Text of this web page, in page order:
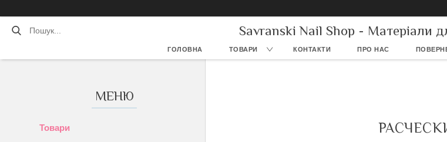
Savranski Nail Shop - Матеріали
ГОЛОВНА ТОВАРИ КОНТАКТИ ПРО НАС
Товари